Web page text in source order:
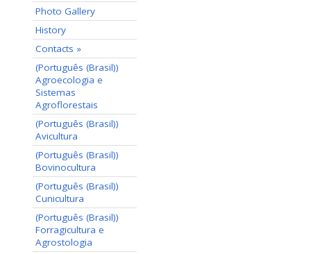
Photo Gallery
History
Contacts »
(Português (Brasil))
Agroecologia e
Sistemas
Agroflorestais
(Português (Brasil))
Avicultura
(Português (Brasil))
Bovinocultura
(Português (Brasil))
Cunicultura
(Português (Brasil))
Forragicultura e
Agrostologia